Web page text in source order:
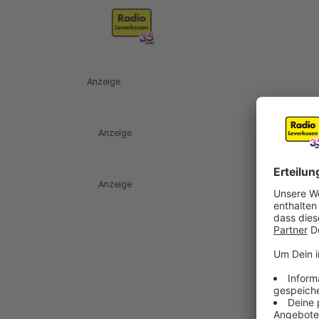
Anzeige
Anzeige
Anzeige